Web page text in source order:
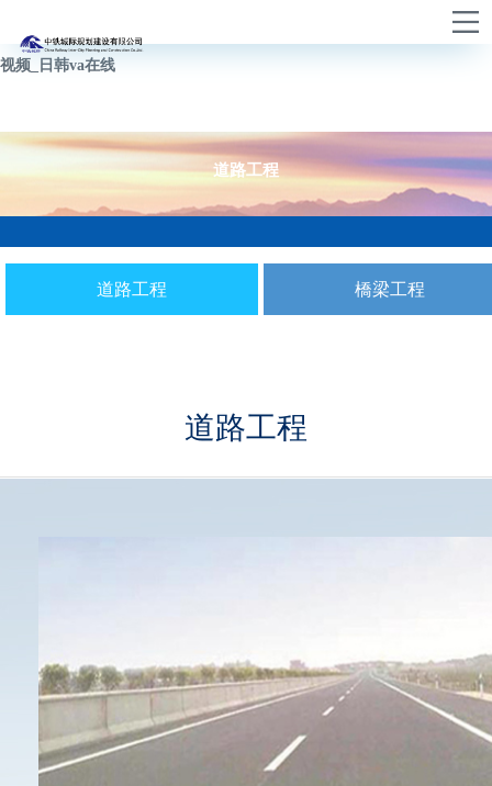
免费无码av_欧美性爱男人天堂_欧美一卡二卡_免费观看成人鲁鲁鲁鲁鲁
视频_日韩va在线
道路工程
道路工程 橋梁工程
道路工程